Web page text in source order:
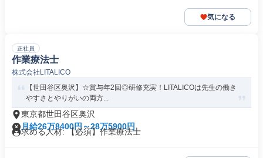
気になる
正社員
作業療法士
株式会社LITALICO
【世田谷区奥沢】☆賞与年2回◎研修充実！LITALICOは先生の働き
やすさとやりがいの両方...
東京都世田谷区奥沢
月給26万8400円～28万5900円
求める人材: 【必須】作業療法士